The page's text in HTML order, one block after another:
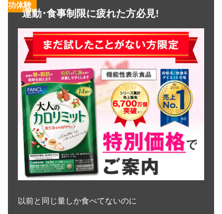
功体験
運動･食事制限に疲れた方必見!
以前と同じ量しか食べてないのに